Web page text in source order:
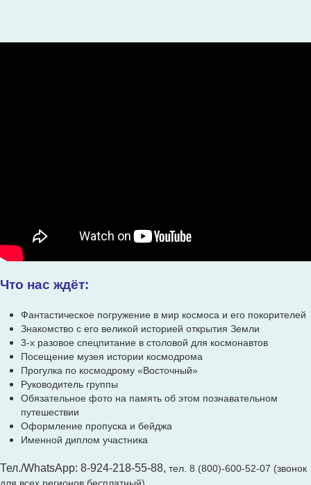
Что нас ждёт:
Фантастическое погружение в мир космоса и его покорителей
Знакомство с его великой историей открытия Земли
3-х разовое спецпитание в столовой для космонавтов
Посещение музея истории космодрома
Прогулка по космодрому «Восточный»
Руководитель группы
Обязательное фото на память об этом познавательном
путешествии
Оформление пропуска и бейджа
Именной диплом участника
Тел./WhatsApp: 8-924-218-55-88, тел. 8 (800)-600-52-07 (звонок